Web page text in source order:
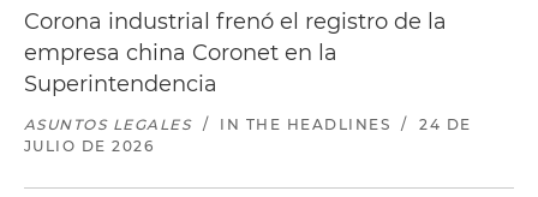
Corona industrial frenó el registro de la
empresa china Coronet en la
Superintendencia
ASUNTOS LEGALES / IN THE HEADLINES /
24 DE
JULIO DE 2026